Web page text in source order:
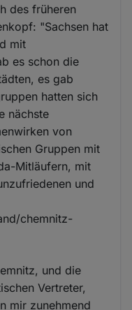
des früheren
"Sachsen hat
mit
es schon die
es gab
hatten sich
nächste
von
Gruppen mit
Mitläufern, mit
und
chemnitz-
und die
Vertreter,
mir zunehmend